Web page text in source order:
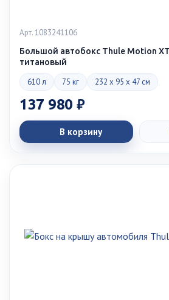
Арт. 1083241106
Большой автобокс Thule Motion
титановый
610 л 75 кг 232 x 95 x 47 см
137 980 ₽
В корзину